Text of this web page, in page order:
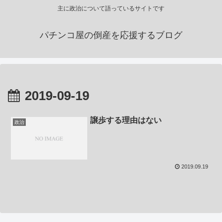
主に政治について語っているサイトです
パチンコ屋の倒産を応援するブログ
2019-09-19
政治 譲歩する理由はない
2019.09.19